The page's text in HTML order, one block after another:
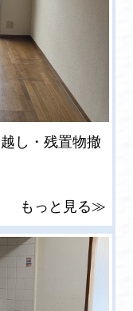
し・残置物撤
もっと見る≫